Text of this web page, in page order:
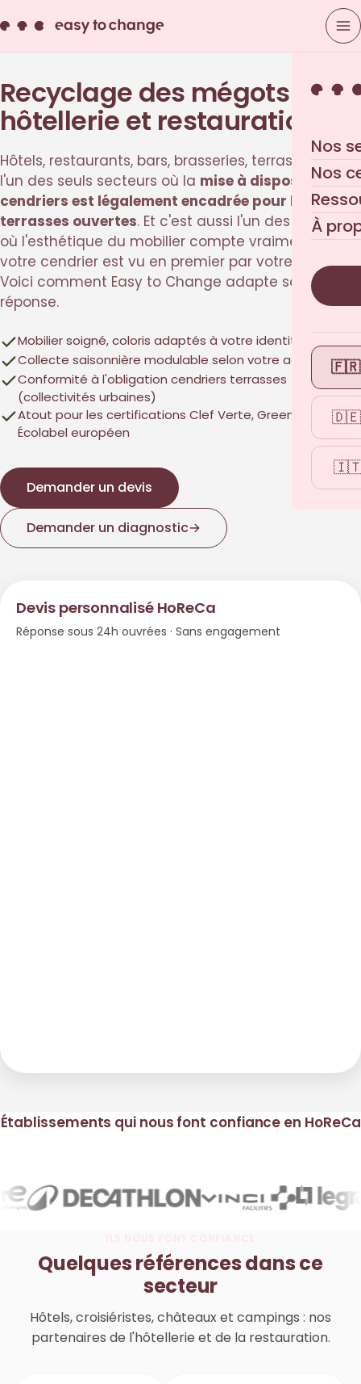
Nos
Nos
À
🇫🇷
🇩🇪
Recyclage des mégots en
hôtellerie et restauration
Hôtels, restaurants, bars, brasseries, terrasses : c'est
l'un des seuls secteurs où la mise à disposition de
cendriers est légalement encadrée pour les
terrasses ouvertes. Et c'est aussi l'un des secteurs
où l'esthétique du mobilier compte vraiment —
votre cendrier est vu en premier par votre client.
Voici comment Easy to Change adapte sa
réponse.
Mobilier soigné, coloris adaptés à votre identité visuelle
Collecte saisonnière modulable selon votre activité
Conformité à l'obligation cendriers terrasses
(collectivités urbaines)
Atout pour les certifications Clef Verte, Green Globe,
Écolabel européen
Demander un devis
Demander un diagnostic→
Devis personnalisé HoReCa
Réponse sous 24h ouvrées · Sans engagement
Établissements qui nous font confiance en HoReCa
Quelques références dans ce
secteur
Hôtels, croisiéristes, châteaux et campings : nos
partenaires de l'hôtellerie et de la restauration.